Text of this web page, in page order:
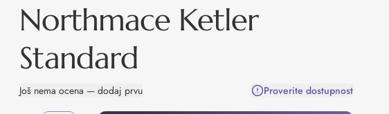
Northmace Ketler
Standard
Još nema ocena — dodaj prvu Proverite dostupnost